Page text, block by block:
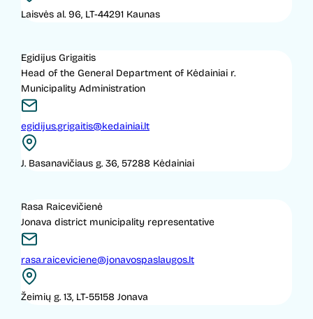
Laisvės al. 96, LT-44291 Kaunas
Egidijus Grigaitis
Head of the General Department of Kėdainiai r.
Municipality Administration
egidijus.grigaitis@kedainiai.lt
J. Basanavičiaus g. 36, 57288 Kėdainiai
Rasa Raicevičienė
Jonava district municipality representative
rasa.raiceviciene@jonavospaslaugos.lt
Žeimių g. 13, LT-55158 Jonava